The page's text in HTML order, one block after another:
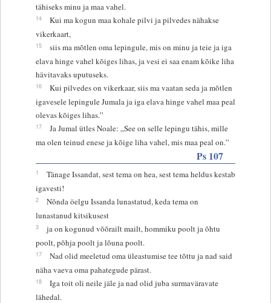
tähiseks minu ja maa vahel.
14
Kui ma kogun maa kohale pilvi ja pilvedes nähakse
vikerkaart,
15
siis ma mõtlen oma lepingule, mis on minu ja teie ja iga
elava hinge vahel kõiges lihas, ja vesi ei saa enam kõike liha
hävitavaks uputuseks.
16
Kui pilvedes on vikerkaar, siis ma vaatan seda ja mõtlen
igavesele lepingule Jumala ja iga elava hinge vahel maa peal
olevas kõiges lihas.”
17
Ja Jumal ütles Noale: „See on selle lepingu tähis, mille
ma olen teinud enese ja kõige liha vahel, mis maa peal on.”
Ps 107
1
Tänage Issandat, sest tema on hea, sest tema heldus kestab
igavesti!
2
Nõnda öelgu Issanda lunastatud, keda tema on
lunastanud kitsikusest
3
ja on kogunud võõrailt mailt, hommiku poolt ja õhtu
poolt, põhja poolt ja lõuna poolt.
17
Nad olid meeletud oma üleastumise tee tõttu ja nad said
näha vaeva oma pahategude pärast.
18
Iga toit oli neile jäle ja nad olid juba surmaväravate
lähedal.